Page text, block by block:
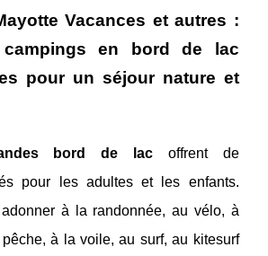
Vacances et autres :
campings en bord de lac
pour un séjour nature et
bord de lac offrent de
pour les adultes et les enfants.
à la randonnée, au vélo, à
à la voile, au surf, au kitesurf